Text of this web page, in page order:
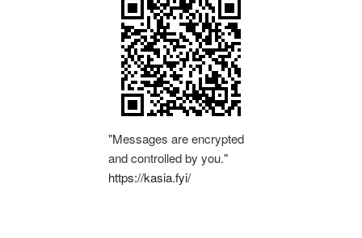
"Messages are encrypted
and controlled by you."
https://kasia.fyi/